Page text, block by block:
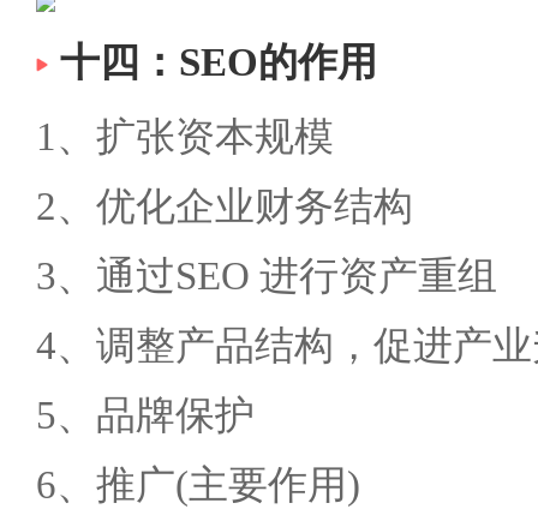
十四：SEO的作用
1、扩张资本规模
2、优化企业财务结构
3、通过SEO 进行资产重组
4、调整产品结构，促进产
5、品牌保护
6、推广(主要作用)